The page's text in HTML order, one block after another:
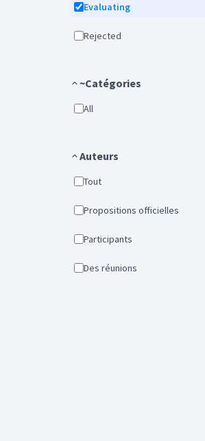
Evaluating
Rejected
~Catégories
All
Auteurs
Tout
Propositions officielles
Participants
Des réunions